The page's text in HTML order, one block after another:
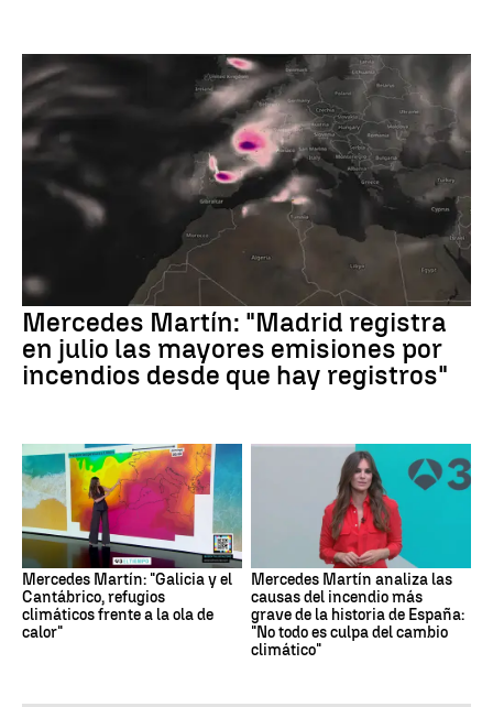
Mercedes Martín: "Madrid registra
en julio las mayores emisiones por
incendios desde que hay registros"
Mercedes Martín: "Galicia y el
Cantábrico, refugios
climáticos frente a la ola de
calor"
Mercedes Martín analiza las
causas del incendio más
grave de la historia de España:
"No todo es culpa del cambio
climático"